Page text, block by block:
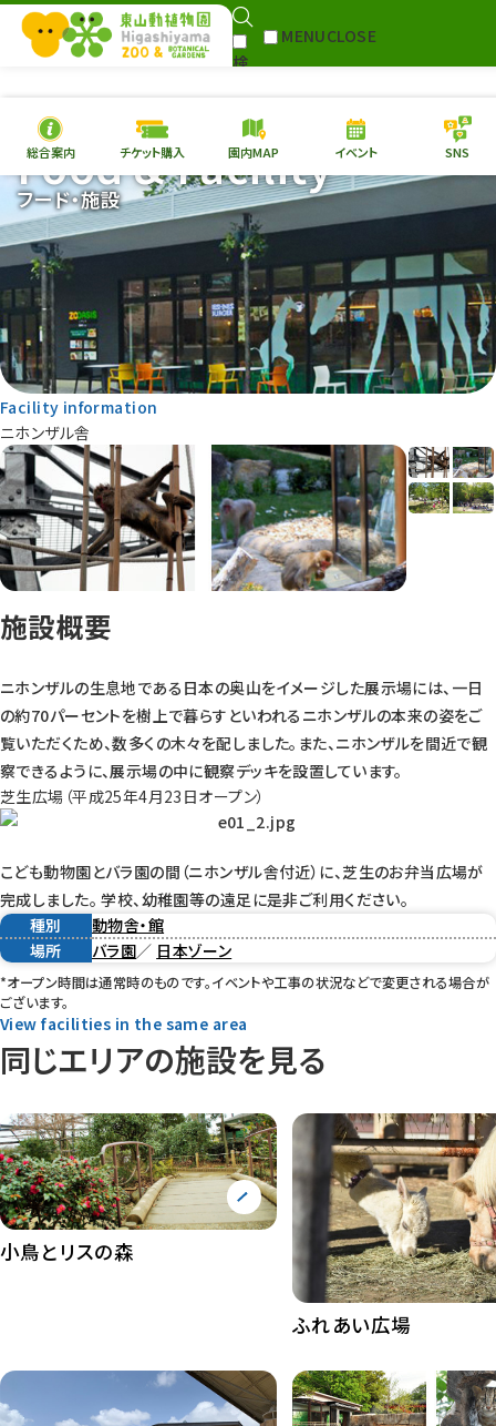
検
MENUCLOSE
本日の開園情報 チケ
園内MAP
総合案内
動物園 植物園
再生プラン
東山動植物園
への支援
サイトマップ
Follow
総合案内 チケット購入 園内MAP イベント SNS
Food & Facility
フード・施設
Facility information
ニホンザル舎
施設概要
ニホンザルの生息地である日本の奥山をイメージした展示場には、一日
の約70パーセントを樹上で暮らすといわれるニホンザルの本来の姿をご
覧いただくため、数多くの木々を配しました。また、ニホンザルを間近で観
察できるように、展示場の中に観察デッキを設置しています。
芝生広場（平成25年4月23日オープン）
こども動物園とバラ園の間（ニホンザル舎付近）に、芝生のお弁当広場が
完成しました。 学校、幼稚園等の遠足に是非ご利用ください。
種別
動物舎・館
場所
バラ園／ 日本ゾーン
*オープン時間は通常時のものです。イベントや工事の状況などで変更される場合が
ございます。
同じエリアの施設を見る
View facilities in the same area
小鳥とリスの森
ふれあい広場